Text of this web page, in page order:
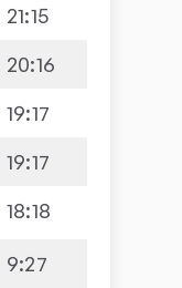
21:15
20:16
19:17
19:17
18:18
9:27